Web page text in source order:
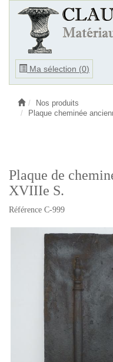
Ma sélection (0)
Ouvrir
le
Nos produits
Plaque cheminée
Plaque de
XVIIIe S.
Référence C-999